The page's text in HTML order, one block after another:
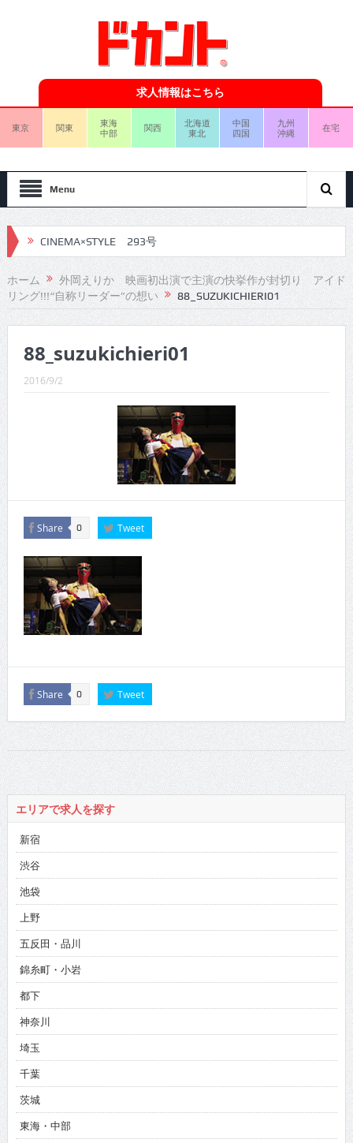
求人情報はこちら
東京 関東
東海
中部
関西
北海道
東北
中国
四国
九州
沖縄
在宅
Menu
CINEMA×STYLE 293号
CINEMA×STYLE 292号
CINEMA×STYLE 291号
CINEMA×STYLE 289号
CINEMA×STYLE 287号
CINEMA×STYLE 286号
CINEMA×STYLE 285号
ホーム
外岡えりか 映画初出演で主演の快挙作が封切り アイド
リング!!!“自称リーダー”の想い
88_SUZUKICHIERI01
88_suzukichieri01
2016/9/2
Share 0 Tweet
Share 0 Tweet
エリアで求人を探す
新宿
渋谷
池袋
上野
五反田・品川
錦糸町・小岩
都下
神奈川
埼玉
千葉
茨城
東海・中部